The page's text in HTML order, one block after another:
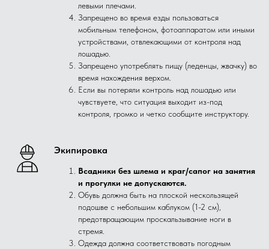
левыми плечами.
Запрещено во время езды пользоваться
мобильным телефоном, фотоаппаратом или иными
устройствами, отвлекающими от контроля над
лошадью.
Запрещено употреблять пищу (леденцы, жвачку) во
время нахождения верхом.
Если вы потеряли контроль над лошадью или
чувствуете, что ситуация выходит из-под
контроля, громко и четко сообщите инструктору.
Экипировка
Всадники без шлема и краг/сапог на занятия
и прогулки не допускаются.
Обувь должна быть на плоской нескользящей
подошве с небольшим каблуком (1-2 см),
предотвращающим проскальзывание ноги в
стремя.
Одежда должна соответствовать погодным